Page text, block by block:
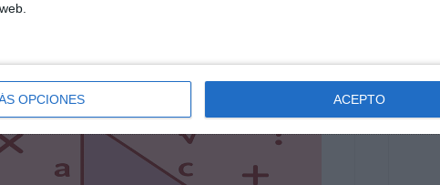
OPCIONES ACEPTO